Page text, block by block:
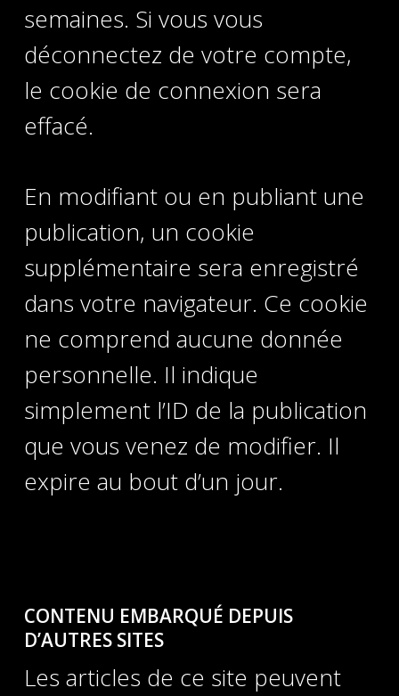
semaines. Si vous vous
déconnectez de votre compte,
le cookie de connexion sera
effacé.
En modifiant ou en publiant une
publication, un cookie
supplémentaire sera enregistré
dans votre navigateur. Ce cookie
ne comprend aucune donnée
personnelle. Il indique
simplement l’ID de la publication
que vous venez de modifier. Il
expire au bout d’un jour.
CONTENU EMBARQUÉ DEPUIS
D’AUTRES SITES
Les articles de ce site peuvent